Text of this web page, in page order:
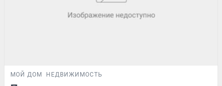
МОЙ ДОМ НЕДВИЖИМОСТЬ